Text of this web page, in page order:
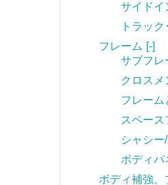
サイドイ
トラッ
フレーム [-]
サブフレ
クロスメ
フレーム
スペース
シャシー
ボディパ
ボディ補強、